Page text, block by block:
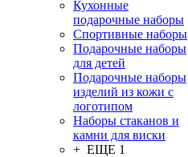
Кухонные
подарочные наборы
Спортивные наборы
Подарочные наборы
для детей
Подарочные наборы
изделий из кожи с
логотипом
Наборы стаканов и
камни для виски
+ ЕЩЕ 1